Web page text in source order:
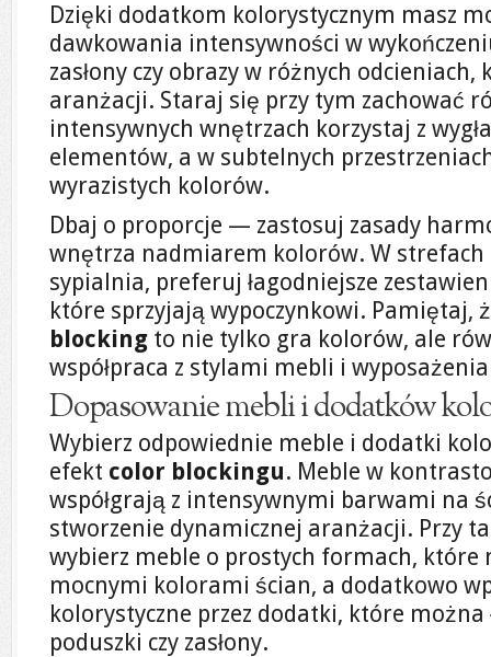
Dzięki dodatkom kolorystycznym masz
dawkowania intensywności w
zasłony czy obrazy w różnych odcieniach,
aranżacji. Staraj się przy tym zachować
intensywnych wnętrzach korzystaj z
elementów, a w subtelnych
wyrazistych kolorów.
Dbaj o proporcje — zastosuj zasady
wnętrza nadmiarem kolorów. W
sypialnia, preferuj łagodniejsze
które sprzyjają wypoczynkowi. Pamiętaj,
blocking to nie tylko gra kolorów, ale
współpraca z stylami mebli i
Dopasowanie mebli i dodatków
Wybierz odpowiednie meble i dodatki
efekt color blockingu. Meble w
współgrają z intensywnymi barwami na
stworzenie dynamicznej aranżacji. Przy
wybierz meble o prostych formach, które
mocnymi kolorami ścian, a dodatkowo
kolorystyczne przez dodatki, które
poduszki czy zasłony.